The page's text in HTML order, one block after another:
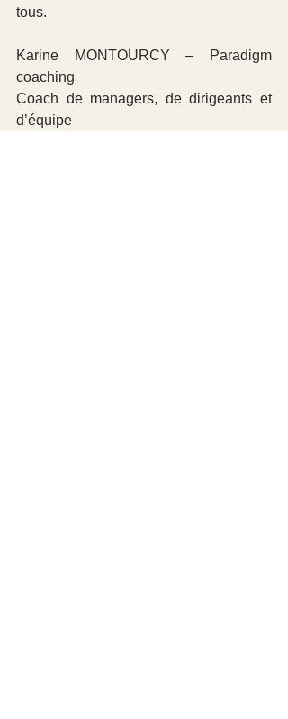
tous.
Karine MONTOURCY – Paradigm
coaching
Coach de managers, de dirigeants et
d’équipe